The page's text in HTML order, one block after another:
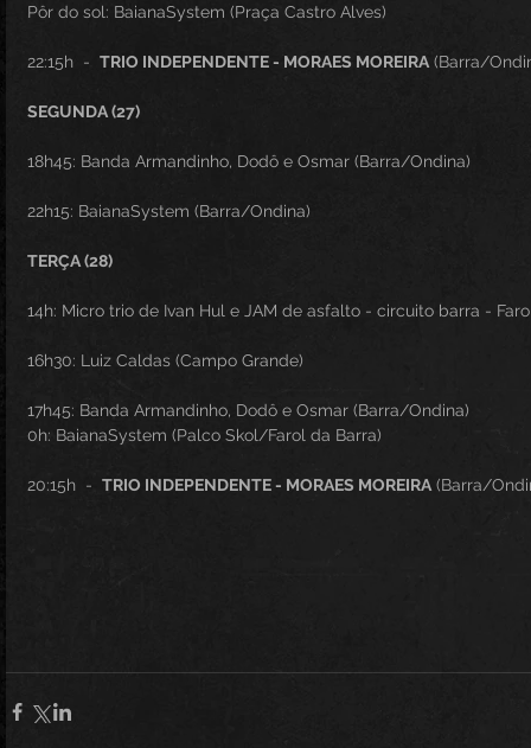
Pôr do sol: BaianaSystem (Praça Castro Alves)
22:15h  - TRIO INDEPENDENTE - MORAES MOREIRA (Barra/
SEGUNDA (27)
18h45: Banda Armandinho, Dodô e Osmar (Barra/Ondina)
22h15: BaianaSystem (Barra/Ondina)
TERÇA (28)
14h: Micro trio de Ivan Hul e JAM de asfalto - circuito barra -
16h30: Luiz Caldas (Campo Grande)
17h45: Banda Armandinho, Dodô e Osmar (Barra/Ondina)
0h: BaianaSystem (Palco Skol/Farol da Barra)
20:15h  - TRIO INDEPENDENTE - MORAES MOREIRA (Barra/